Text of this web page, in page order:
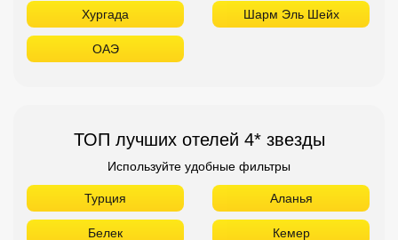
Турция
Хургада Шарм Эль Шейх
ОАЭ Абу Даби
Дубай Аджман